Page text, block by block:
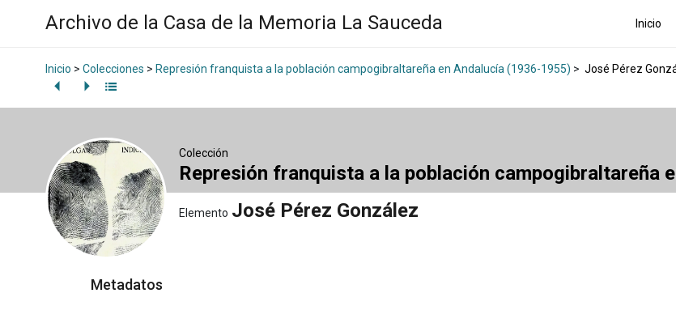
Archivo de la Casa de la Memoria La Sauceda Inicio
Inicio > Colecciones > Represión franquista a la población campogibraltareña en Andalucía (1936-1955) > José Pérez
Colección
Represión franquista a la población campogibraltareña
Elemento José Pérez González
Metadatos